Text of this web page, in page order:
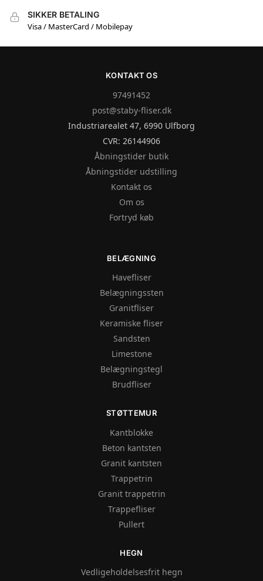
SIKKER BETALING
Visa / MasterCard / Mobilepay
KONTAKT OS
97491452
post@staby-fliser.dk
Industriarealet 47, 6990 Ulfborg
CVR: 26144906
Åbningstider butik
Åbningstider udstilling
Kontakt os
Om os
Fortryd køb
BELÆGNING
Havefliser
Belægningssten
Granitfliser
Keramiske fliser
Sandsten
Limestone
Belægningstegl
Brudfliser
STØTTEMUR
Kantblokke
Beton kantsten
Granit kantsten
Trappetrin
Granit trappetrin
Trappefliser
Pullert
HEGN
Vedligeholdelsesfrit hegn